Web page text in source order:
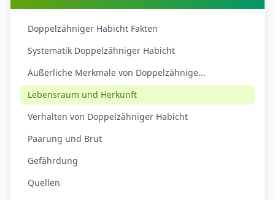
Doppelzähniger Habicht Fakten
Systematik Doppelzähniger Habicht
Äußerliche Merkmale von Doppelzähnige...
Lebensraum und Herkunft
Verhalten von Doppelzähniger Habicht
Paarung und Brut
Gefährdung
Quellen